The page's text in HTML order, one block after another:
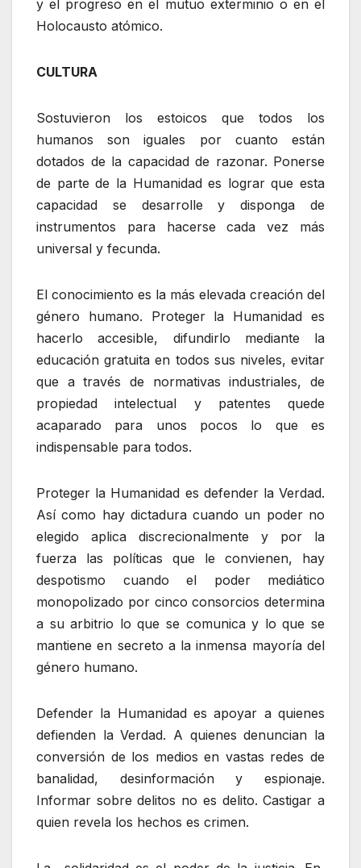
y el progreso en el mutuo exterminio o en el
Holocausto atómico.
CULTURA
Sostuvieron los estoicos que todos los
humanos son iguales por cuanto están
dotados de la capacidad de razonar. Ponerse
de parte de la Humanidad es lograr que esta
capacidad se desarrolle y disponga de
instrumentos para hacerse cada vez más
universal y fecunda.
El conocimiento es la más elevada creación del
género humano. Proteger la Humanidad es
hacerlo accesible, difundirlo mediante la
educación gratuita en todos sus niveles, evitar
que a través de normativas industriales, de
propiedad intelectual y patentes quede
acaparado para unos pocos lo que es
indispensable para todos.
Proteger la Humanidad es defender la Verdad.
Así como hay dictadura cuando un poder no
elegido aplica discrecionalmente y por la
fuerza las políticas que le convienen, hay
despotismo cuando el poder mediático
monopolizado por cinco consorcios determina
a su arbitrio lo que se comunica y lo que se
mantiene en secreto a la inmensa mayoría del
género humano.
Defender la Humanidad es apoyar a quienes
defienden la Verdad. A quienes denuncian la
conversión de los medios en vastas redes de
banalidad, desinformación y espionaje.
Informar sobre delitos no es delito. Castigar a
quien revela los hechos es crimen.